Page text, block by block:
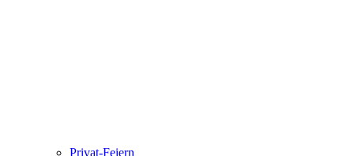
Privat-Feiern